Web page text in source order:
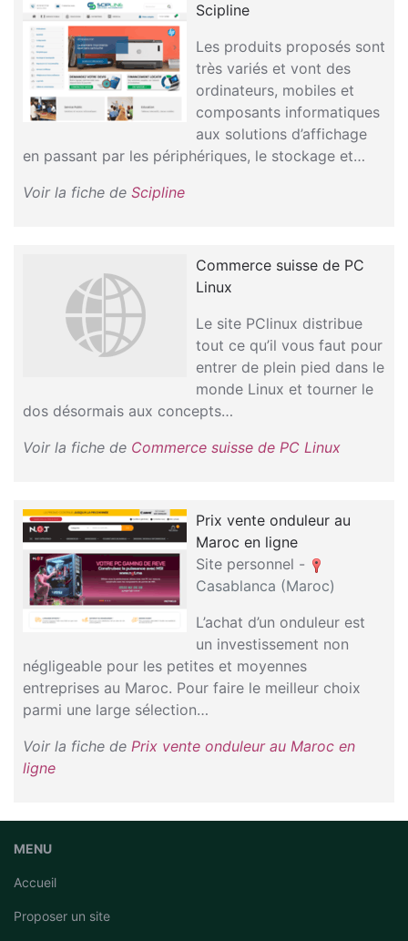
Scipline
Les produits proposés sont
très variés et vont des
ordinateurs, mobiles et
composants informatiques
aux solutions d’affichage
en passant par les périphériques, le stockage et…
Voir la fiche de Scipline
Commerce suisse de PC
Linux
Le site PClinux distribue
tout ce qu’il vous faut pour
entrer de plein pied dans le
monde Linux et tourner le
dos désormais aux concepts…
Voir la fiche de Commerce suisse de PC Linux
Prix vente onduleur au
Maroc en ligne
Site personnel -
Casablanca (Maroc)
L’achat d’un onduleur est
un investissement non
négligeable pour les petites et moyennes
entreprises au Maroc. Pour faire le meilleur choix
parmi une large sélection…
Voir la fiche de Prix vente onduleur au Maroc en
ligne
MENU
Accueil
Proposer un site